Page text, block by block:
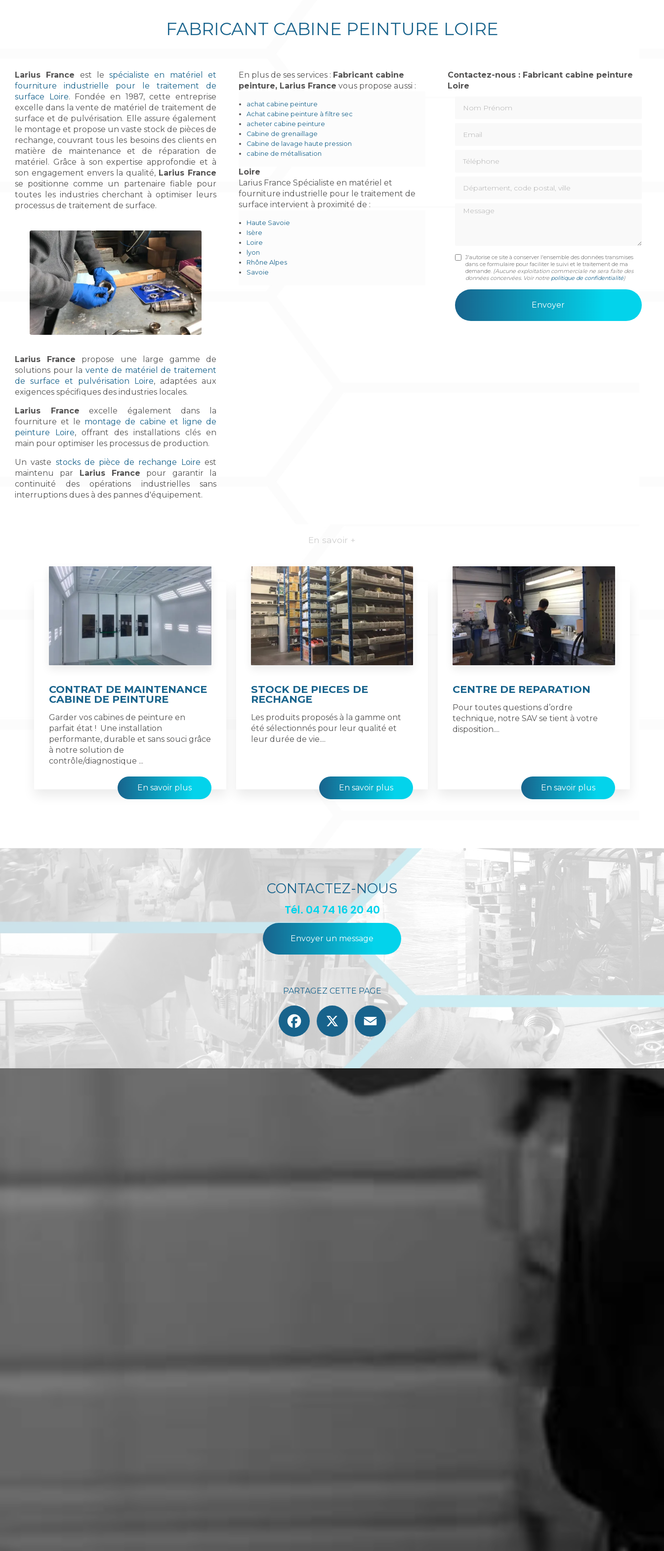
FABRICANT CABINE PEINTURE LOIRE
Larius France est lespécialiste en matériel et
fourniture industrielle pour le traitement de
surface Loire. Fondée en 1987, cette entreprise
excelle dans la vente de matériel de traitement de
surface et de pulvérisation. Elle assure également
le montage et propose un vaste stock de pièces de
rechange, couvrant tous les besoins des clients en
matière de maintenance et de réparation de
matériel. Grâce à son expertise approfondie et à
son engagement envers la qualité, Larius France
se positionne comme un partenaire fiable pour
toutes les industries cherchant à optimiser leurs
processus de traitement de surface.
Larius France propose une large gamme de
solutions pour lavente de matériel de traitement
de surface et pulvérisation Loire, adaptées aux
exigences spécifiques des industries locales.
Larius France excelle également dans la
fourniture et le montage de cabine et ligne de
peinture Loire, offrant des installations clés en
main pour optimiser les processus de production.
Un vaste stocks de pièce de rechange Loire est
maintenu par Larius France pour garantir la
continuité des opérations industrielles sans
interruptions dues à des pannes d'équipement.
En plus de ses services : Fabricant cabine
peinture, Larius France vous propose aussi :
achat cabine peinture
Achat cabine peinture à filtre sec
acheter cabine peinture
Cabine de grenaillage
Cabine de lavage haute pression
cabine de métallisation
Loire
Larius France Spécialiste en matériel et
fourniture industrielle pour le traitement de
surface intervient à proximité de :
Haute Savoie
Isère
Loire
lyon
Rhône Alpes
Savoie
Contactez-nous : Fabricant cabine peinture
Loire
Message
J'autorise ce site à conserver l'ensemble des données transmises
dans ce formulaire pour faciliter le suivi et le traitement de ma
demande. (Aucune exploitation commerciale ne sera faite des
données concervées. Voir notre politique de confidentialité)
En savoir +
CONTRAT DE MAINTENANCE
CABINE DE PEINTURE
Garder vos cabines de peinture en
parfait état ! Une installation
performante, durable et sans souci grâce
à notre solution de
contrôle/diagnostique ...
En savoir plus
STOCK DE PIECES DE
RECHANGE
Les produits proposés à la gamme ont
été sélectionnés pour leur qualité et
leur durée de vie....
En savoir plus
CENTRE DE REPARATION
Pour toutes questions d’ordre
technique, notre SAV se tient à votre
disposition....
En savoir plus
CONTACTEZ-NOUS
Tél. 04 74 16 20 40
Envoyer un message
PARTAGEZ CETTE PAGE
Facebook
Email